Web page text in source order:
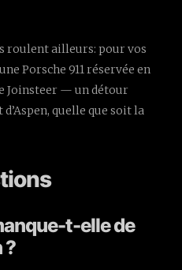
roulent ailleurs: pour vos
Porsche 911 réservée en
Joinsteer — un détour
quelle que soit la
t-elle de
?